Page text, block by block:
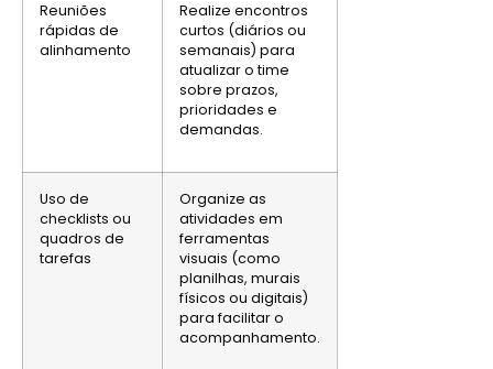
Reuniões
rápidas de
alinhamento
Realize encontros
curtos (diários ou
semanais) para
atualizar o time
sobre prazos,
prioridades e
demandas.
Uso de
checklists ou
quadros de
tarefas
Organize as
atividades em
ferramentas
visuais (como
planilhas, murais
físicos ou digitais)
para facilitar o
acompanhamento.